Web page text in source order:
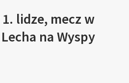
lidze, mecz w
na Wyspy